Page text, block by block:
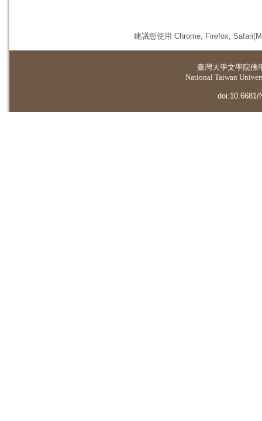
建議您使用 Chrome, Firefox,
臺灣大學文學院佛
National Taiwan
doi:10.6681/